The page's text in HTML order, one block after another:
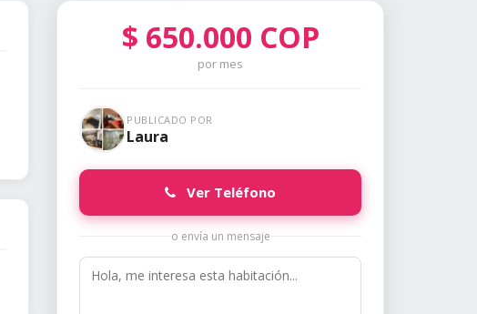
$ 650.000 COP
por mes
PUBLICADO POR
Laura
Ver Teléfono
o envía un mensaje